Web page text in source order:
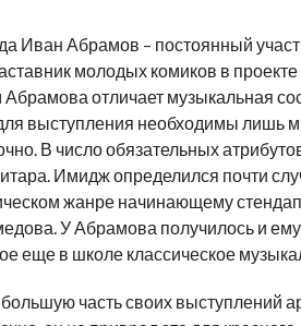
Иван Абрамов – постоянный
молодых комиков в
отличает музыкальная
выступления необходимы лишь
В число обязательных
Имидж определился почти
жанре начинающему
У Абрамова получилось и ему
еще в школе классическое
часть своих выступлений